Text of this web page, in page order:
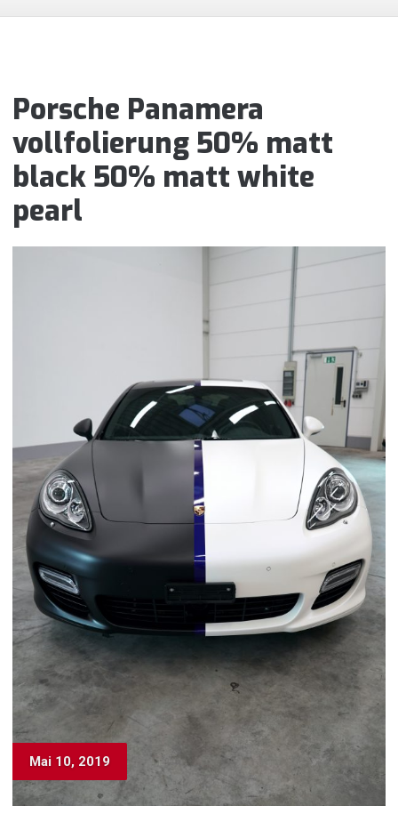
Porsche Panamera
vollfolierung 50% matt
black 50% matt white
pearl
Mai 10, 2019